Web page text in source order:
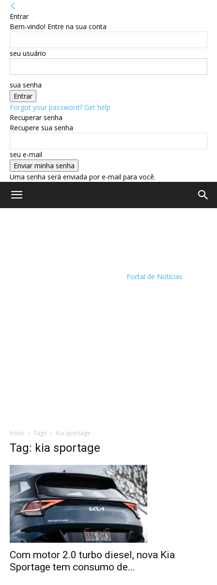
Entrar
Bem-vindo! Entre na sua conta
seu usuário
sua senha
Forgot your password? Get help
Recuperar senha
Recupere sua senha
seu e-mail
Uma senha será enviada por e-mail para você.
Portal de Notícias
Início Tags Kia sportage
Tag: kia sportage
Com motor 2.0 turbo diesel, nova Kia
Sportage tem consumo de...